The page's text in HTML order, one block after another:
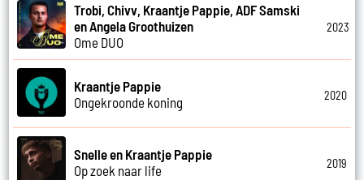
Trobi, Chivv, Kraantje Pappie, ADF Samski
en Angela Groothuizen
Ome DUO
2023
Kraantje Pappie
Ongekroonde koning
2020
Snelle en Kraantje Pappie
Op zoek naar life
2019